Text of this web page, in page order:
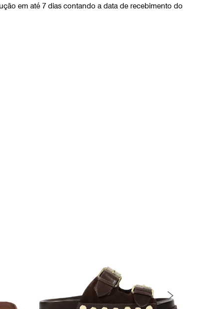
em até 7 dias contando a data de recebimento do